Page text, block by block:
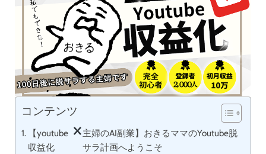
コンテンツ
【youtube
収益化
主婦のAI副業】おきるママのYoutube脱
サラ計画へようこそ